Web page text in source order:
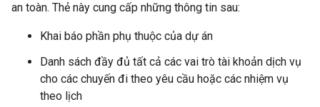
an toàn. Thẻ này cung cấp những thông tin sau:
Khai báo phần phụ thuộc của dự án
Danh sách đầy đủ tất cả các vai trò tài khoản dịch vụ
cho các chuyến đi theo yêu cầu hoặc các nhiệm vụ
theo lịch